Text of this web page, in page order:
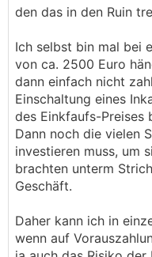
den das in den Ruin
Ich selbst bin mal bei
von ca. 2500 Euro
dann einfach nicht
Einschaltung eines
des Einkfaufs-Preises
Dann noch die vielen
investieren muss, um
brachten unterm
Geschäft.
Daher kann ich in
wenn auf